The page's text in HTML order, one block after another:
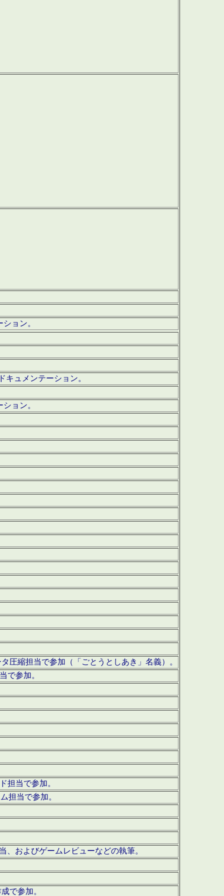
ョン。
キュメンテーション。
ョン。
圧縮担当で参加（「ごとうとしあき」名義）。
で参加。
担当で参加。
担当で参加。
、およびゲームレビューなどの執筆。
で参加。